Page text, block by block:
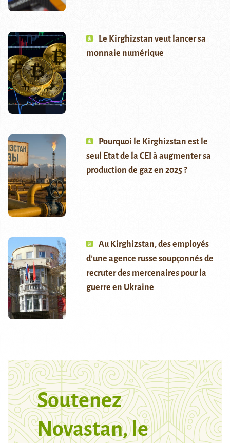
Le Kirghizstan veut lancer sa
monnaie numérique
Pourquoi le Kirghizstan est le
seul Etat de la CEI à augmenter sa
production de gaz en 2025 ?
Au Kirghizstan, des employés
d’une agence russe soupçonnés de
recruter des mercenaires pour la
guerre en Ukraine
Soutenez
Novastan, le